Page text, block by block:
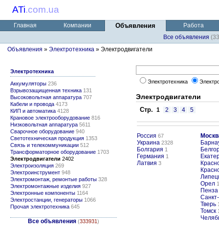
ATi.com.ua
Главная Компании Объявления
Работа
Все объявления
Объявления » Электротехника » Электродвигатели
Электротехника
Аккумуляторы 236
Взрывозащищенная техника 131
Высоковольтная аппаратура 707
Кабели и провода 4173
КИП и автоматика 4128
Крановое электрооборудование 816
Низковольтная аппаратура 5611
Сварочное оборудование 940
Светотехническая продукция 1353
Связь и телекоммуникации 512
Трансформаторное оборудование 1703
Электродвигатели 2402
Электроизоляция 269
Электроинструмент 948
Электромонтаж, ремонтые работы 328
Электромонтажные изделия 927
Электронные компоненты 1164
Электростанции, генераторы 1066
Прочая электротехника 645
Все объявления (333931)
Электротехника
Электродвигатели
Стр. 1 2 3 4 5
Россия 67
Украина 2328
Болгария 1
Германия 1
Латвия 3
Орел 1
Пенза
Тверь
Томск